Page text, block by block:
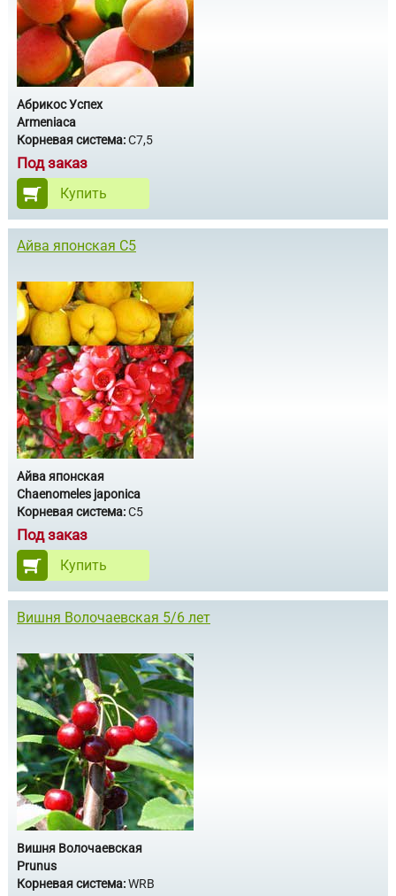
Абрикос Успех
Armeniaca
Корневая система:С7,5
Под заказ
Купить
Айва японская С5
Айва японская
Chaenomeles japonica
Корневая система:С5
Под заказ
Купить
Вишня Волочаевская 5/6 лет
Вишня Волочаевская
Prunus
Корневая система:WRB